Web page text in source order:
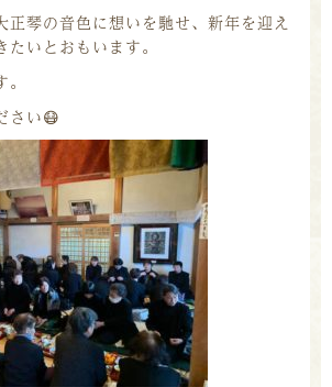
正琴の音色に想いを馳せ、新年を迎え
いとおもいます。
さい😷